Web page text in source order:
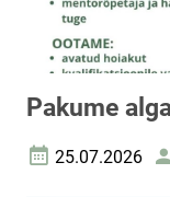
Pakume
Loomise kuupäev
25.07.2026